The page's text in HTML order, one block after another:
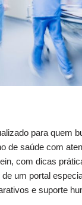
para quem
de saúde com
com dicas
um portal
e suporte